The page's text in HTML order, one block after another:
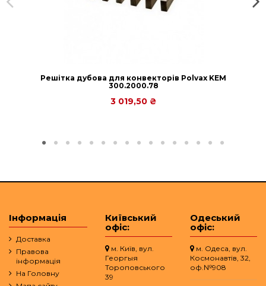
Решітка дубова для конвекторів Рolvax KEM
300.2000.78
3 019,50 ₴
Інформація
Доставка
Правова
інформація
На Головну
Київський
офіс:
м. Київ, вул.
Георгыя
Тороповського
39
Одеський
офіс:
м. Одеса, вул.
Космонавтів, 32,
оф.№908